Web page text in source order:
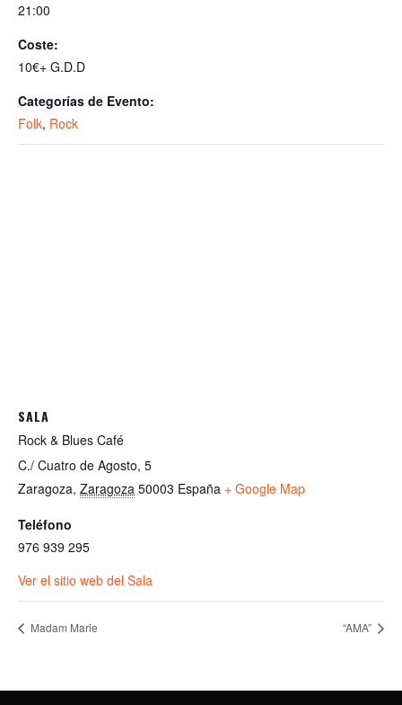
21:00
Coste:
10€+ G.D.D
Categorías de Evento:
Folk, Rock
SALA
Rock & Blues Café
C./ Cuatro de Agosto, 5
Zaragoza, Zaragoza 50003 España + Google Map
Teléfono
976 939 295
Ver el sitio web del Sala
Madam Marie “AMA”